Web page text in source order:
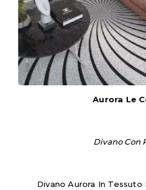
Aurora Le
Divano Con
Divano Aurora In